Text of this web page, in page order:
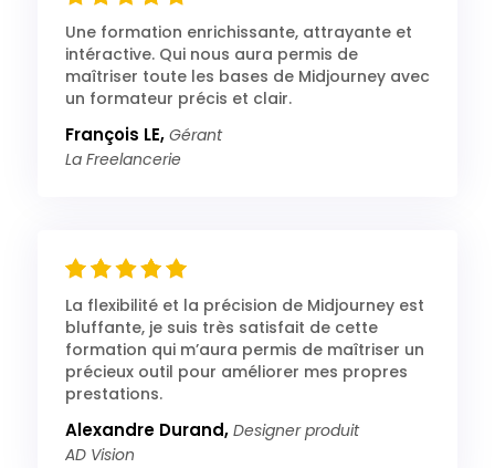
Une formation enrichissante, attrayante et
intéractive. Qui nous aura permis de
maîtriser toute les bases de Midjourney avec
un formateur précis et clair.
François LE, Gérant
La Freelancerie
La flexibilité et la précision de Midjourney est
bluffante, je suis très satisfait de cette
formation qui m’aura permis de maîtriser un
précieux outil pour améliorer mes propres
prestations.
Alexandre Durand, Designer produit
AD Vision